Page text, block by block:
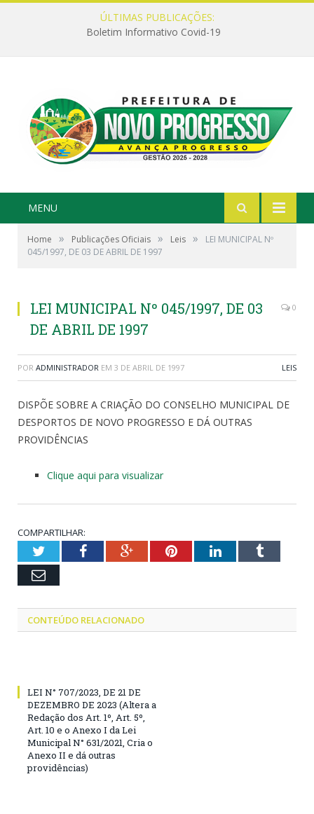
ÚLTIMAS PUBLICAÇÕES:
Boletim Informativo Covid-19
MENU
Home » Publicações Oficiais » Leis »
LEI MUNICIPAL Nº
045/1997, DE 03 DE ABRIL DE 1997
LEI MUNICIPAL Nº 045/1997, DE 03
DE ABRIL DE 1997
0
POR ADMINISTRADOR EM 3 DE ABRIL DE 1997 LEIS
DISPÕE SOBRE A CRIAÇÃO DO CONSELHO MUNICIPAL DE
DESPORTOS DE NOVO PROGRESSO E DÁ OUTRAS
PROVIDÊNCIAS
Clique aqui para visualizar
COMPARTILHAR:
TwitterFacebookGoogle+PinterestLinkedInTumblr
Email
CONTEÚDO RELACIONADO
LEI N° 707/2023, DE 21 DE
DEZEMBRO DE 2023 (Altera a
Redação dos Art. 1º, Art. 5º,
Art. 10 e o Anexo I da Lei
Municipal N° 631/2021, Cria o
Anexo II e dá outras
providências)